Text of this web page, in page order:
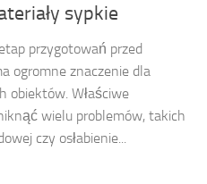
sypkie
przygotowań przed
ogromne znaczenie dla
obiektów. Właściwe
wielu problemów, takich
czy osłabienie...